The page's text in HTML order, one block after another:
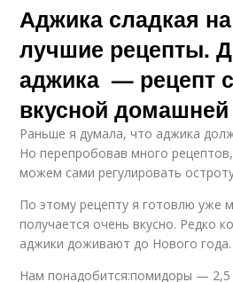
Аджика с грецкими
орехами
Аджика сладкая
лучшие рецепты.
аджика — рецепт
вкусной
Раньше я думала, что аджика
Но перепробовав много
можем сами регулировать
По этому рецепту я готовлю уже
получается очень вкусно. Редко
аджики доживают до Нового
Нам понадобится:помидоры — 2,5